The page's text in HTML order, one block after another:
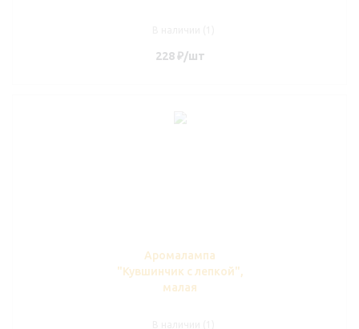
228₽/шт
Аромалампа
"Кувшинчик с лепкой",
малая